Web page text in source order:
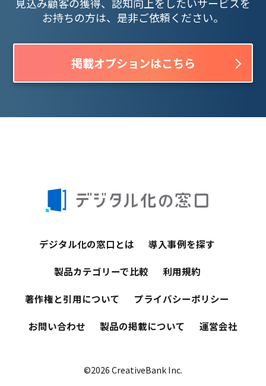
お持ちの方は、是非ご依頼ください。
掲載オプションはこちら
デジタル化の窓口とは 導入事例を探す
製品カテゴリーで比較 利用規約
著作権と引用について プライバシーポリシー
お問い合わせ 製品の掲載について 運営会社
©2026 CreativeBank Inc.